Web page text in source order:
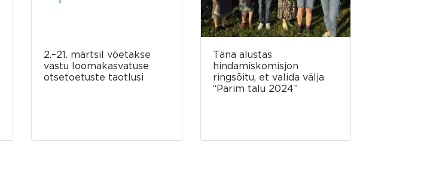
2.–21. märtsil võetakse
vastu loomakasvatuse
otsetoetuste taotlusi
Täna alustas
hindamiskomisjon
ringsõitu, et valida välja
“Parim talu 2024”